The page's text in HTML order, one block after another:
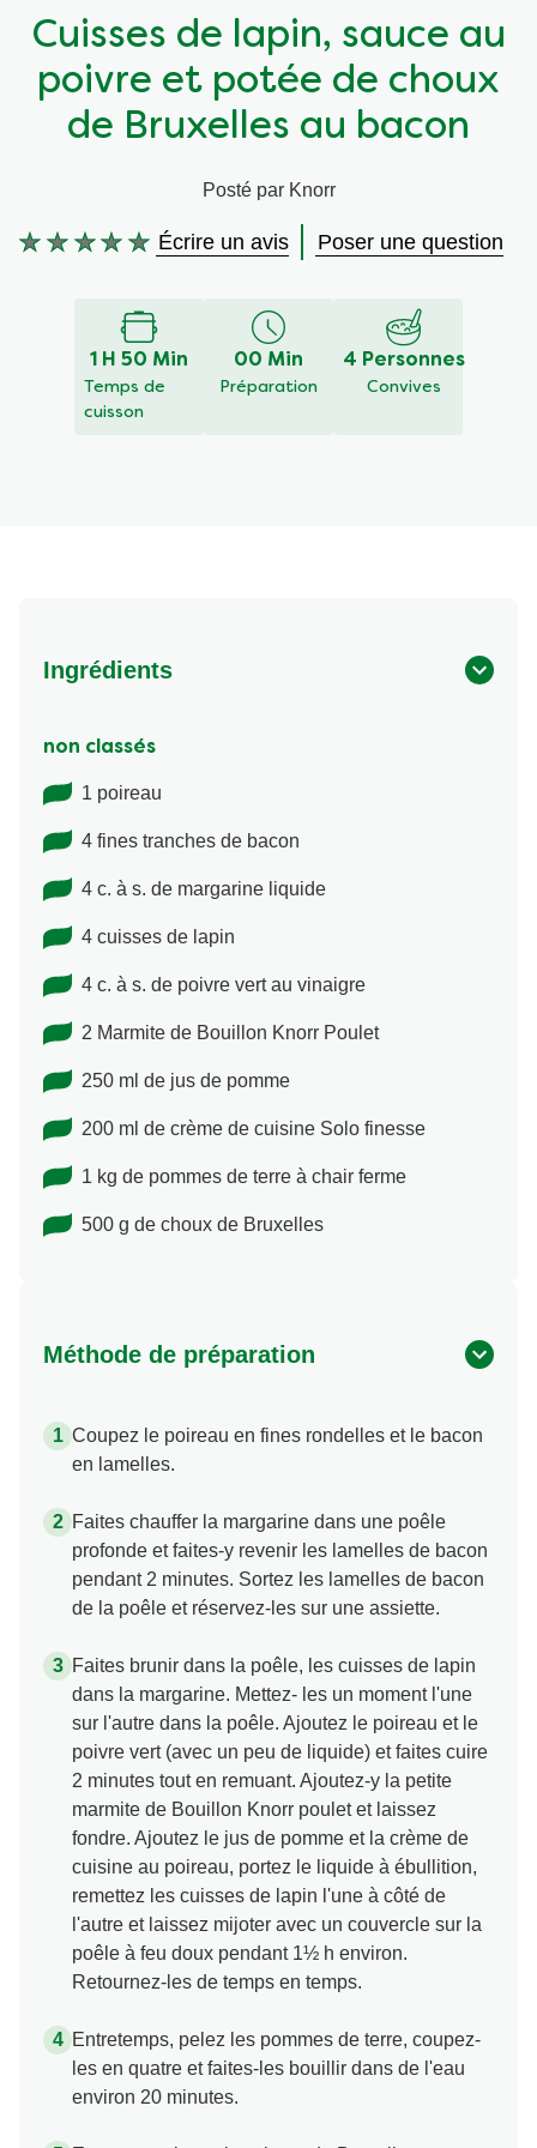
Végétarien
Ingrédients
Wraps aux légumes
Occasions
Aides culinaires
Wraps aux légumes
Snackpots
Cuisses de lapin, sauce au
poivre et potée de choux
de Bruxelles au bacon
Posté par Knorr
Aucune
Écrire un avis Poser une question
1 H 50 Min
Temps de
cuisson
00 Min
Préparation
4 Personnes
Convives
Ingrédients
non classés
1 poireau
4 fines tranches de bacon
4 c. à s. de margarine liquide
4 cuisses de lapin
4 c. à s. de poivre vert au vinaigre
2 Marmite de Bouillon Knorr Poulet
250 ml de jus de pomme
200 ml de crème de cuisine Solo finesse
1 kg de pommes de terre à chair ferme
500 g de choux de Bruxelles
Méthode de préparation
Coupez le poireau en fines rondelles et le bacon
en lamelles.
Faites chauffer la margarine dans une poêle
profonde et faites-y revenir les lamelles de bacon
pendant 2 minutes. Sortez les lamelles de bacon
de la poêle et réservez-les sur une assiette.
Faites brunir dans la poêle, les cuisses de lapin
dans la margarine. Mettez- les un moment l'une
sur l'autre dans la poêle. Ajoutez le poireau et le
poivre vert (avec un peu de liquide) et faites cuire
2 minutes tout en remuant. Ajoutez-y la petite
marmite de Bouillon Knorr poulet et laissez
fondre. Ajoutez le jus de pomme et la crème de
cuisine au poireau, portez le liquide à ébullition,
remettez les cuisses de lapin l'une à côté de
l'autre et laissez mijoter avec un couvercle sur la
poêle à feu doux pendant 1½ h environ.
Retournez-les de temps en temps.
Entretemps, pelez les pommes de terre, coupez-
les en quatre et faites-les bouillir dans de l'eau
environ 20 minutes.